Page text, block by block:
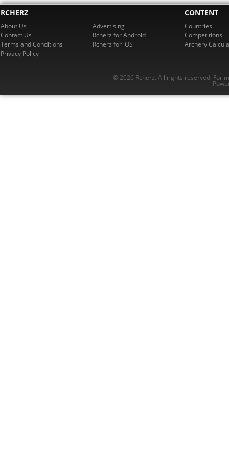
RCHERZ
About Us
Contact Us
Terms and Conditions
Privacy Policy
Advertising
Rcherz for Android
Rcherz for iOS
CONTENT
Countries
Competitions
Archery
© 2026 Rcherz. All rights reserved. For